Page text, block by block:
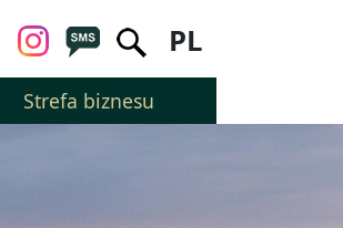
PL
Strefa biznesu